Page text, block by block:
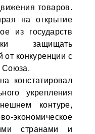
товаров.
на открытие
из государств
защищать
от конкуренции с
Союза.
констатировал
укрепления
контуре,
странами и